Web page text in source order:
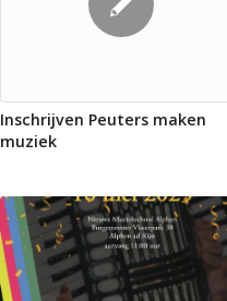
Inschrijven Peuters maken
muziek